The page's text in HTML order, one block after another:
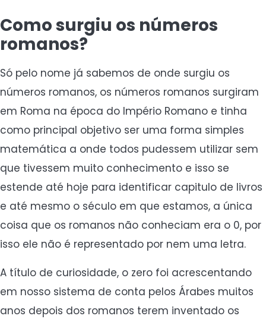
Como surgiu os números
romanos?
Só pelo nome já sabemos de onde surgiu os
números romanos, os números romanos surgiram
em Roma na época do Império Romano e tinha
como principal objetivo ser uma forma simples
matemática a onde todos pudessem utilizar sem
que tivessem muito conhecimento e isso se
estende até hoje para identificar capitulo de livros
e até mesmo o século em que estamos, a única
coisa que os romanos não conheciam era o 0, por
isso ele não é representado por nem uma letra.
A título de curiosidade, o zero foi acrescentando
em nosso sistema de conta pelos Árabes muitos
anos depois dos romanos terem inventado os